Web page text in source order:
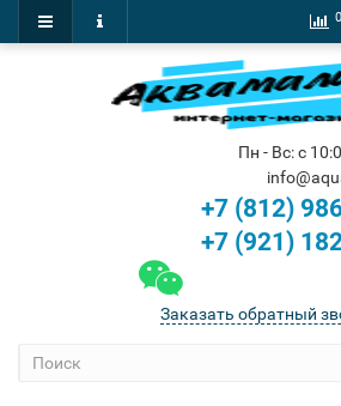
0
Пн - Вс: с
+7 (812)
+7 (921)
Заказать обратный